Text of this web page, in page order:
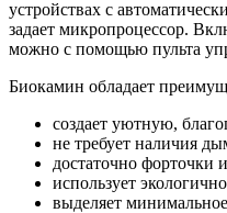
устройствах с
задает микропроцессор.
можно с помощью пульта
Биокамин обладает
создает уютную,
не требует наличия
достаточно форточки
использует
выделяет минимальное